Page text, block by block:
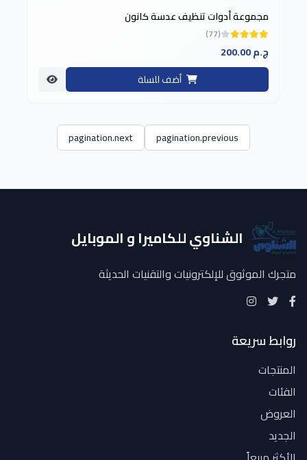
مجموعة أدوات تنظيف عدسة كانون
(77)
200.00 ج.م
أضف للسلة
pagination.previous
pagination.next
الشناوي للكاميرا و الموبايل
متجرك الموثوق للإلكترونيات والتقنيات الحديثة
روابط سريعة
المنتجات
الفئات
العروض
الجديد